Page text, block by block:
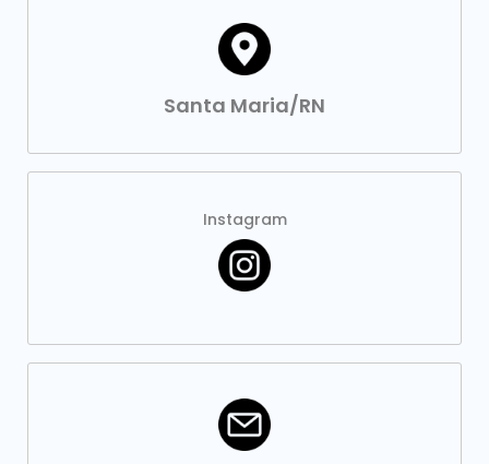
Santa Maria/RN
Instagram